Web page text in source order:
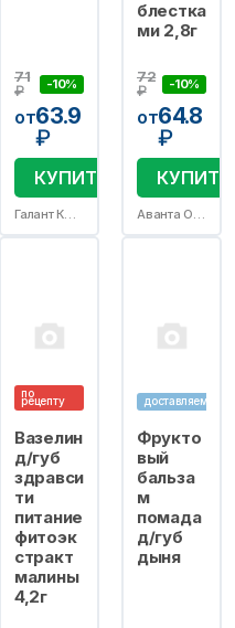
71
₽
-10%
от63.9
₽
КУПИТЬ
Галант Косметик-М ООО
блестка
ми 2,8г
72
₽
-10%
от64.8
₽
КУПИТЬ
Аванта ОАО
по
рецепту
Вазелин
д/губ
здравси
ти
питание
фитоэк
стракт
малины
4,2г
доставляем
Фрукто
вый
бальза
м
помада
д/губ
дыня